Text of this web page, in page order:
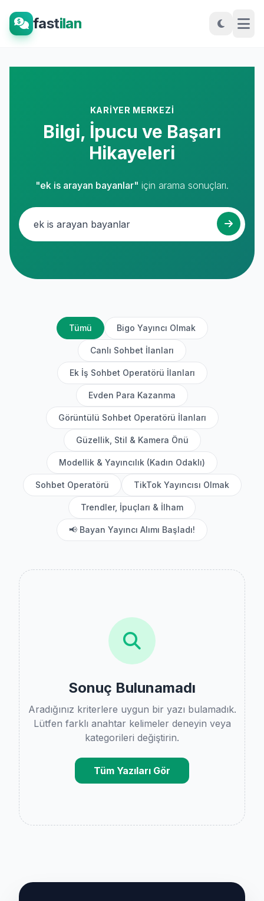
fastilan
KARIYER MERKEZI
Bilgi, İpucu ve Başarı
Hikayeleri
"ek is arayan bayanlar" için arama sonuçları.
Tümü Bigo Yayıncı Olmak
Canlı Sohbet İlanları
Ek İş Sohbet Operatörü İlanları
Evden Para Kazanma
Görüntülü Sohbet Operatörü İlanları
Güzellik, Stil & Kamera Önü
Modellik & Yayıncılık (Kadın Odaklı)
Sohbet Operatörü TikTok Yayıncısı Olmak
Trendler, İpuçları & İlham
📢 Bayan Yayıncı Alımı Başladı!
Sonuç Bulunamadı
Aradığınız kriterlere uygun bir yazı bulamadık.
Lütfen farklı anahtar kelimeler deneyin veya
kategorileri değiştirin.
Tüm Yazıları Gör